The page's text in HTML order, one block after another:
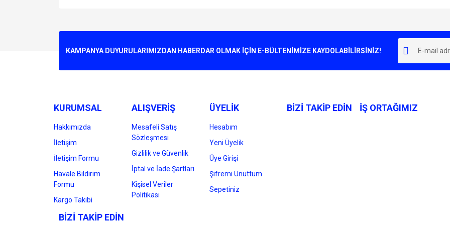
Ürün resmi kalitesiz, bozuk veya görüntülenemiyor.
Bu ürüne benzer farklı alternatifler olmalı.
KAMPANYA DUYURULARIMIZDAN HABERDAR OLMAK İÇİN E-BÜLTENİMİZE KAYDOLABİLİRSİNİZ!
KURUMSAL
Hakkımızda
İletişim
İletişim Formu
Havale Bildirim
Formu
Kargo Takibi
ALIŞVERİŞ
Mesafeli Satış
Sözleşmesi
Gizlilik ve Güvenlik
İptal ve İade Şartları
Kişisel Veriler
Politikası
ÜYELİK
Hesabım
Yeni Üyelik
Üye Girişi
Şifremi Unuttum
Sepetiniz
BİZİ TAKİP EDİN İŞ ORTAĞIMIZ
BİZİ TAKİP EDİN